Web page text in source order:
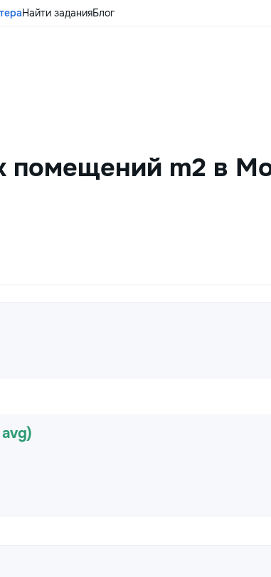
Найти заданияБлог
помещений m2 в